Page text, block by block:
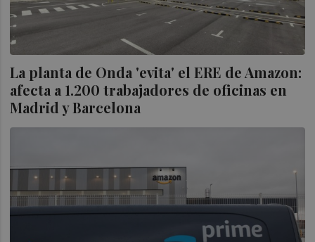
La planta de Onda 'evita' el ERE de Amazon:
afecta a 1.200 trabajadores de oficinas en
Madrid y Barcelona